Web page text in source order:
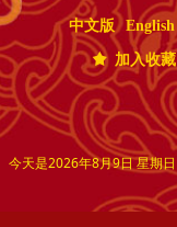
끄 加入收藏
中文版 English
今天是2026年8月9日 星期日